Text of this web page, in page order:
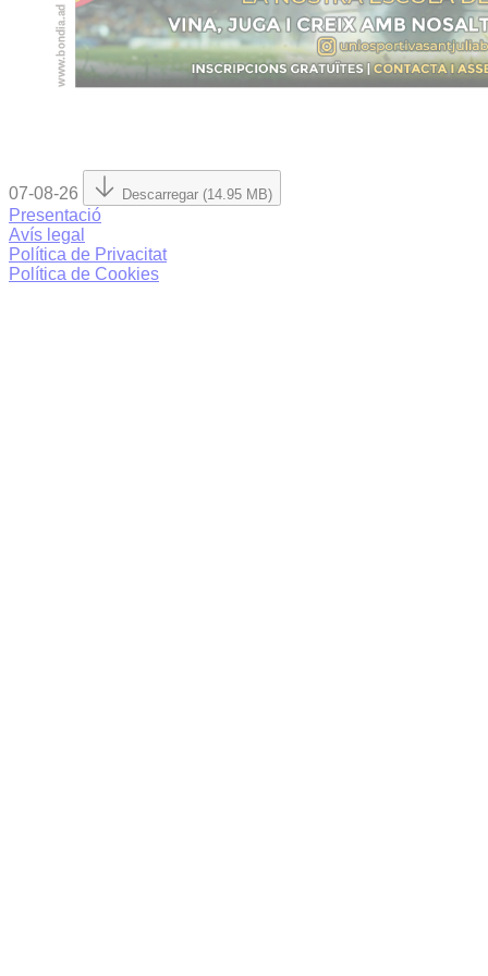
07-08-26 Descarregar (14.95 MB)
Presentació
Avís legal
Política de Privacitat
Política de Cookies